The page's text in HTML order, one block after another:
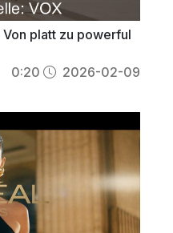
platt zu powerful
0:20 2026-02-09